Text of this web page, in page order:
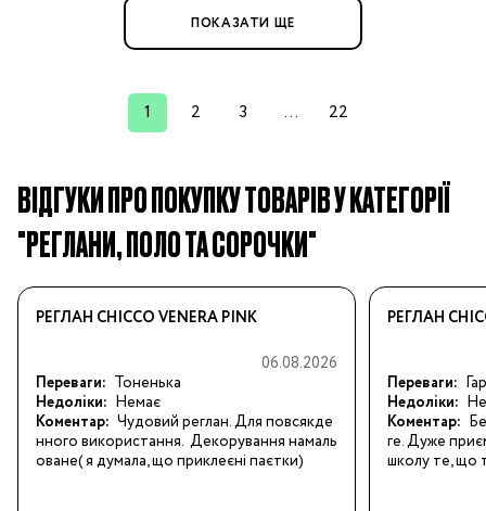
ПОКАЗАТИ ЩЕ
1 2 3 ... 22
ВІДГУКИ ПРО ПОКУПКУ ТОВАРІВ У КАТЕГОРІЇ
"РЕГЛАНИ, ПОЛО ТА СОРОЧКИ"
РЕГЛАН CHICCO VENERA PINK
06.08.2026
Переваги: Тоненька
Недоліки: Немає
Коментар: Чудовий реглан. Для повсякде
нного використання.  Декорування намаль
оване( я думала, що приклеєні паєтки)
РЕГЛАН
Переваги:
Недоліки:
Коментар:
ге. Дуже
школу те, що